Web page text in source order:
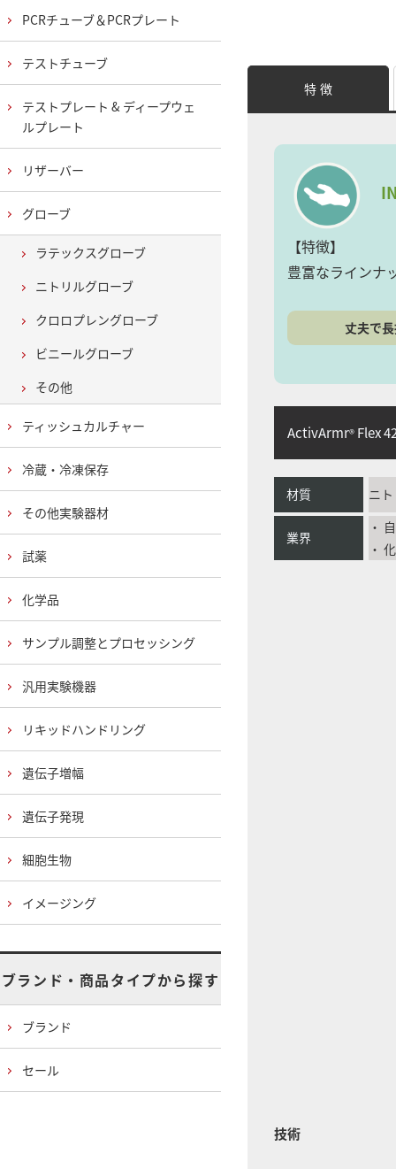
特 徴
【特徴】
豊富なラインナ
丈夫で
ActivArmr® Flex
材質 ニ
業界
・
・
技術
PCRチューブ＆PCRプレート
テストチューブ
テストプレート & ディープウェ
ルプレート
リザーバー
グローブ
ラテックスグローブ
ニトリルグローブ
クロロプレングローブ
ビニールグローブ
その他
ティッシュカルチャー
冷蔵・冷凍保存
その他実験器材
試薬
化学品
サンプル調整とプロセッシング
汎用実験機器
リキッドハンドリング
遺伝子増幅
遺伝子発現
細胞生物
イメージング
ブランド・商品タイプから探す
ブランド
セール